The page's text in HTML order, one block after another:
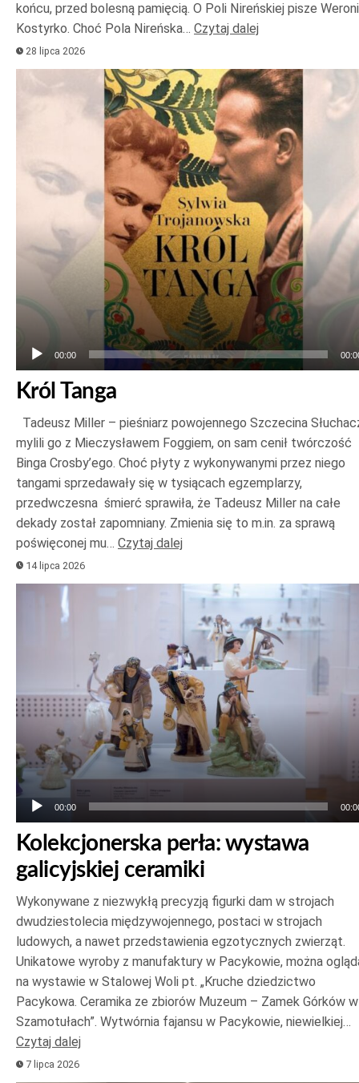
końcu, przed bolesną pamięcią. O Poli Nireńskiej pisze
Kostyrko. Choć Pola Nireńska… Czytaj dalej
28 lipca 2026
plików
00:00
Król Tanga
Tadeusz Miller – pieśniarz powojennego Szczecina
mylili go z Mieczysławem Foggiem, on sam cenił twórczość
Binga Crosby’ego. Choć płyty z wykonywanymi przez niego
tangami sprzedawały się w tysiącach egzemplarzy,
przedwczesna śmierć sprawiła, że Tadeusz Miller na całe
dekady został zapomniany. Zmienia się to m.in. za sprawą
poświęconej mu… Czytaj dalej
14 lipca 2026
Odtwarzacz
00:00
Kolekcjonerska perła: wystawa
galicyjskiej ceramiki
Wykonywane z niezwykłą precyzją figurki dam w strojach
dwudziestolecia międzywojennego, postaci w strojach
ludowych, a nawet przedstawienia egzotycznych zwierząt.
Unikatowe wyroby z manufaktury w Pacykowie, można
na wystawie w Stalowej Woli pt. „Kruche dziedzictwo
Pacykowa. Ceramika ze zbiorów Muzeum – Zamek Górków w
Szamotułach”. Wytwórnia fajansu w Pacykowie, niewielkiej…
Czytaj dalej
7 lipca 2026